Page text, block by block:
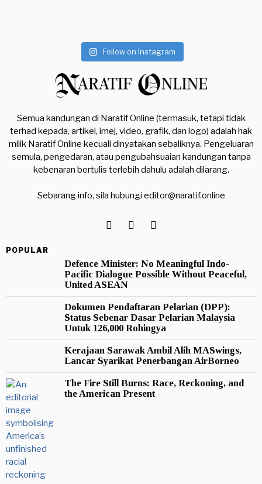
Follow on Instagram
Semua kandungan di Naratif Online (termasuk, tetapi tidak
terhad kepada, artikel, imej, video, grafik, dan logo) adalah hak
milik Naratif Online kecuali dinyatakan sebaliknya. Pengeluaran
semula, pengedaran, atau pengubahsuaian kandungan tanpa
kebenaran bertulis terlebih dahulu adalah dilarang.
Sebarang info, sila hubungi editor@naratif.online
POPULAR
Defence Minister: No Meaningful Indo-
Pacific Dialogue Possible Without Peaceful,
United ASEAN
Dokumen Pendaftaran Pelarian (DPP):
Status Sebenar Dasar Pelarian Malaysia
Untuk 126,000 Rohingya
Kerajaan Sarawak Ambil Alih MASwings,
Lancar Syarikat Penerbangan AirBorneo
The Fire Still Burns: Race, Reckoning, and
the American Present